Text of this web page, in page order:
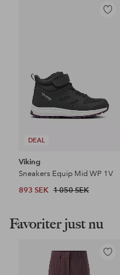
DEAL
Lägg
Viking
Sneakers Equip Mid WP 1V
893 SEK 1 050 SEK
Favoriter just nu
Lägg